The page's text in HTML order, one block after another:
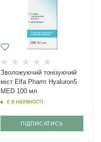
Зволожуючий тонізуючий
міст Elfa Pharm Hyaluron5
MED 100 мл
є в наявності
ПІДПИСАТИСЬ